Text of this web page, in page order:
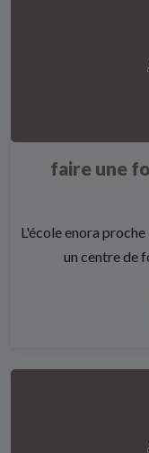
faire une
L'école enora
un centre de